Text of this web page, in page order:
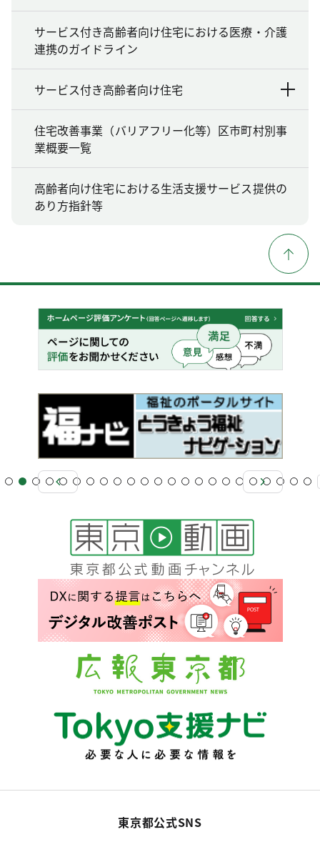
サービス付き高齢者向け住宅における医療・介護
連携のガイドライン
サービス付き高齢者向け住宅
住宅改善事業（バリアフリー化等）区市町村別事
業概要一覧
高齢者向け住宅における生活支援サービス提供の
あり方指針等
東京都公式SNS